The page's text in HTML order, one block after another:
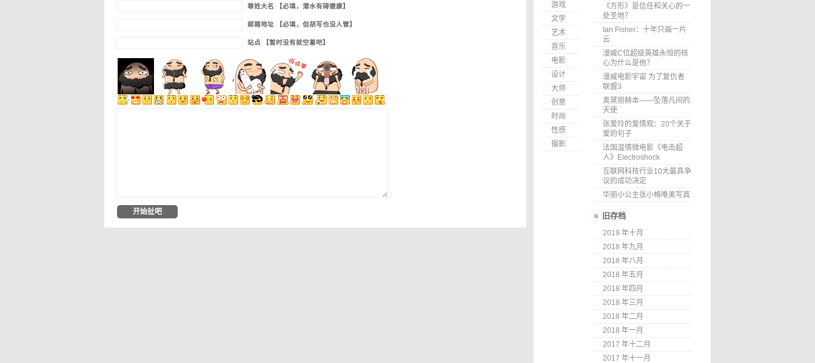
尊姓大名 【必填，潜水有碍健康】
邮箱地址 【必填，但胡写也没人管】
站点 【暂时没有就空着吧】
游戏
文学
艺术
音乐
电影
设计
大师
创意
时尚
性感
摄影
《方形》是信任和关心的一
处圣地？
Ian Fisher：十年只画一片
云
漫威C位超级英雄永恒的核
心为什么是他？
漫威电影宇宙 为了复仇者
联盟3
奥黛丽赫本——坠落凡间的
天使
张爱玲的爱情观：20个关于
爱的句子
法国温情微电影《电击超
人》Electroshock
互联网科技行业10大最具争
议的成功决定
华丽小公主张小格唯美写真
旧存档
2019 年十月
2018 年九月
2018 年八月
2018 年五月
2018 年四月
2018 年三月
2018 年二月
2018 年一月
2017 年十二月
2017 年十一月